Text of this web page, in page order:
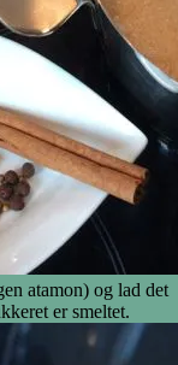
atamon) og lad det
er smeltet.